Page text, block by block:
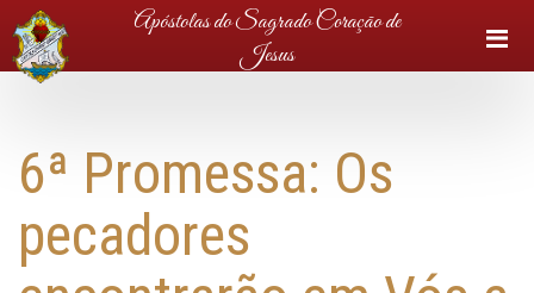
Apóstolas do Sagrado Coração de
Jesus
6ª Promessa: Os
pecadores